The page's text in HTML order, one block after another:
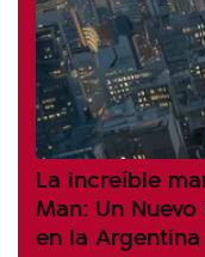
La increíble
Man: Un
en la Argentina